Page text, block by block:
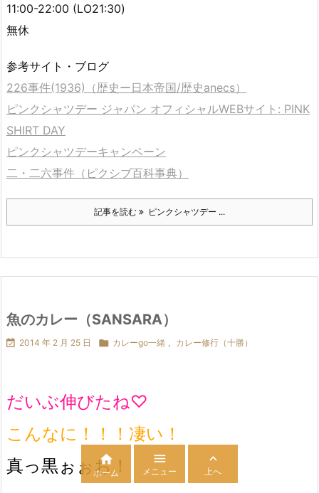
11:00-22:00 (LO21:30)
無休
参考サイト・ブログ
226事件(1936)（歴史ー日本帝国/歴史anecs）
ピンクシャツデー ジャパン オフィシャルWEBサイト: PINK
SHIRT DAY
ピンクシャツデーキャンペーン
二・二六事件（ピクシブ百科事典）
記事を読む ピンクシャツデー ...
魚のカレー（SANSARA）
 2014 年 2 月 25 日  カレーgo一緒 カレー修行（十勝）
だいぶ伸びたね♡
こんなに！！！凄い！
真っ黒ぉぉお！

ホーム

メニュー

上へ